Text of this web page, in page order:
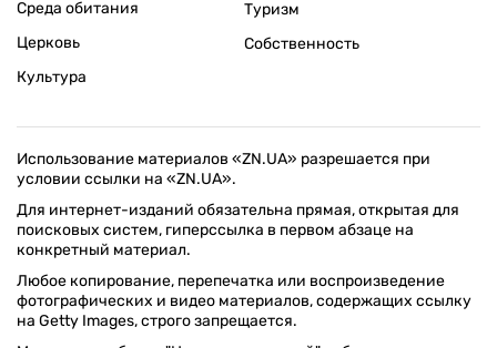
Среда обитания
Церковь
Культура
Туризм
Собственность
Использование материалов «ZN.UA» разрешается при
условии ссылки на «ZN.UA».
Для интернет-изданий обязательна прямая, открытая для
поисковых систем, гиперссылка в первом абзаце на
конкретный материал.
Любое копирование, перепечатка или воспроизведение
фотографических и видео материалов, содержащих ссылку
на Getty Images, строго запрещается.